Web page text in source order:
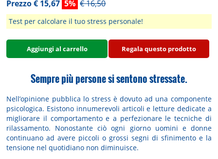
Prezzo € 15,67 5% € 16,50
Test per calcolare il tuo stress personale!
Aggiungi al carrello Regala questo prodotto
Sempre più persone si sentono stressate.
Nell’opinione pubblica lo stress è dovuto ad una componente
psicologica. Esistono innumerevoli articoli e letture dedicate a
migliorare il comportamento e a perfezionare le tecniche di
rilassamento. Nonostante ciò ogni giorno uomini e donne
continuano ad avere piccoli o grossi segni di sfinimento e la
tensione nel quotidiano non diminuisce.